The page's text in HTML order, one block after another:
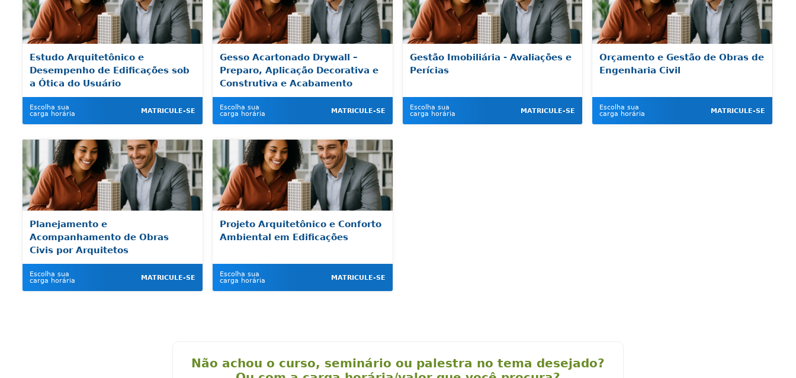
Estudo Arquitetônico e
Desempenho de Edificações sob
a Ótica do Usuário
Escolha sua
carga horária
MATRICULE-SE
Gesso Acartonado Drywall –
Preparo, Aplicação Decorativa e
Construtiva e Acabamento
Escolha sua
carga horária
MATRICULE-SE
Gestão Imobiliária - Avaliações e
Perícias
Escolha sua
carga horária
MATRICULE-SE
Orçamento e Gestão de Obras de
Engenharia Civil
Escolha sua
carga horária
MATRICULE-SE
Planejamento e
Acompanhamento de Obras
Civis por Arquitetos
Escolha sua
carga horária
MATRICULE-SE
Projeto Arquitetônico e Conforto
Ambiental em Edificações
Escolha sua
carga horária
MATRICULE-SE
Não achou o curso, seminário ou palestra no tema desejado?